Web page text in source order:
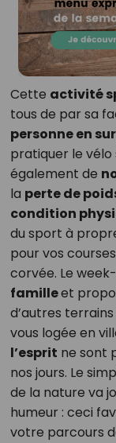
Cette activité
tous de par sa
personne en
pratiquer le
également de
la perte de
condition
du sport à
pour vos
corvée. Le
familleet
d’autres
vous logée en
l’esprit ne sont
nos jours. Le
de la nature va
humeur : ceci
votre parcours